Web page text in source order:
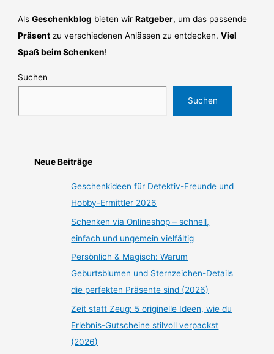
AlsGeschenkblog bieten wirRatgeber, um das passende
Präsent zu verschiedenen Anlässen zu entdecken.Viel
Spaß beim Schenken!
Suchen
Suchen
Neue Beiträge
Geschenkideen für Detektiv-Freunde und
Hobby-Ermittler 2026
Schenken via Onlineshop – schnell,
einfach und ungemein vielfältig
Persönlich & Magisch: Warum
Geburtsblumen und Sternzeichen-Details
die perfekten Präsente sind (2026)
Zeit statt Zeug: 5 originelle Ideen, wie du
Erlebnis-Gutscheine stilvoll verpackst
(2026)